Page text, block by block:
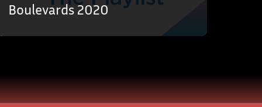
Boulevards 2020